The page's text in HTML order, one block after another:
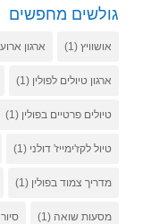
גולשים מחפשים
אושוויץ(1) ארגון
ארגון טיולים לפולין (1)
טיולים פרטיים בפולין (1)
טיול לקז'ימייז' דולני (1)
מדריך צמוד בפולין (1)
מסעות שואה (1)